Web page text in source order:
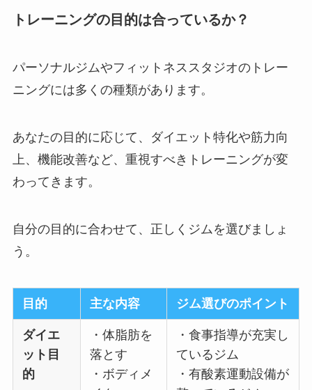
トレーニングの目的は合っているか？
パーソナルジムやフィットネススタジオのトレー
ニングには多くの種類があります。
あなたの目的に応じて、ダイエット特化や筋力向
上、機能改善など、重視すべきトレーニングが変
わってきます。
自分の目的に合わせて、正しくジムを選びましょ
う。
目的 主な内容 ジム選びのポイント
ダイエ
ット目
的
・体脂肪を
落とす
・ボディメ
・食事指導が充実し
ているジム
・有酸素運動設備が